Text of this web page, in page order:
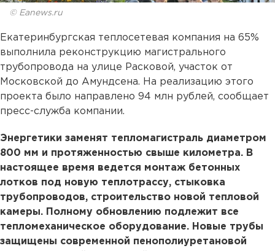
© Eanews.ru
Екатеринбургская теплосетевая компания на 65%
выполнила реконструкцию магистрального
трубопровода на улице Расковой, участок от
Московской до Амундсена. На реализацию этого
проекта было направлено 94 млн рублей, сообщает
пресс-служба компании.
Энергетики заменят тепломагистраль диаметром
800 мм и протяженностью свыше километра. В
настоящее время ведется монтаж бетонных
лотков под новую теплотрассу, стыковка
трубопроводов, строительство новой тепловой
камеры. Полному обновлению подлежит все
тепломеханическое оборудование. Новые трубы
защищены современной пенополиуретановой